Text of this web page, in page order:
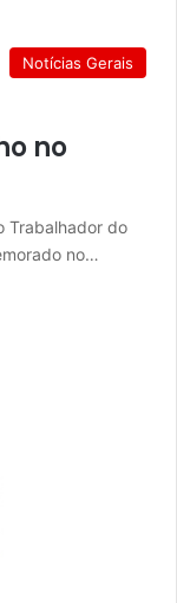
Notícias Gerais
no
Trabalhador do
no…